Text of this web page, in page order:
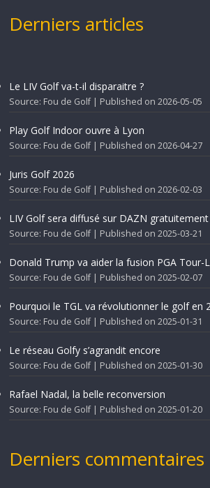
Derniers articles
Le LIV Golf va-t-il disparaitre ?
Source: Fou de Golf Published on 2026-05-05
Play Golf Indoor ouvre à Lyon
Source: Fou de Golf Published on 2026-04-27
Juris Golf 2026
Source: Fou de Golf Published on 2026-02-03
LIV Golf sera diffusé sur DAZN gratuitement
Source: Fou de Golf Published on 2025-03-21
Donald Trump va aider la fusion PGA Tour-
Source: Fou de Golf Published on 2025-02-07
Pourquoi le TGL va révolutionner le golf en
Source: Fou de Golf Published on 2025-01-31
Le réseau Golfy s’agrandit encore
Source: Fou de Golf Published on 2025-01-30
Rafael Nadal, la belle reconversion
Source: Fou de Golf Published on 2025-01-20
Derniers commentaires